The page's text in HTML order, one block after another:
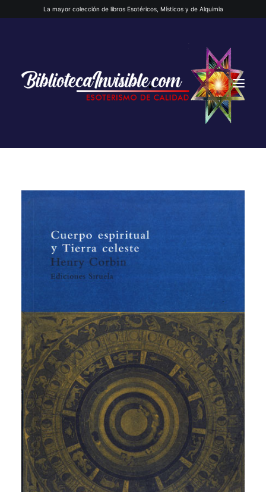
La mayor colección de libros Esotéricos, Místicos y de Alquimia
INICIO
QUIENES SOMOS
AUTORES DESTACADOS
GLOSARIO
CONTACTO
LOGIN / REGISTER
CART